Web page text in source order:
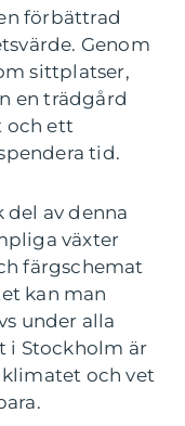
förbättrad
Genom
sittplatser,
en trädgård
och ett
tid.
av denna
växter
färgschemat
kan man
under alla
i Stockholm är
och vet